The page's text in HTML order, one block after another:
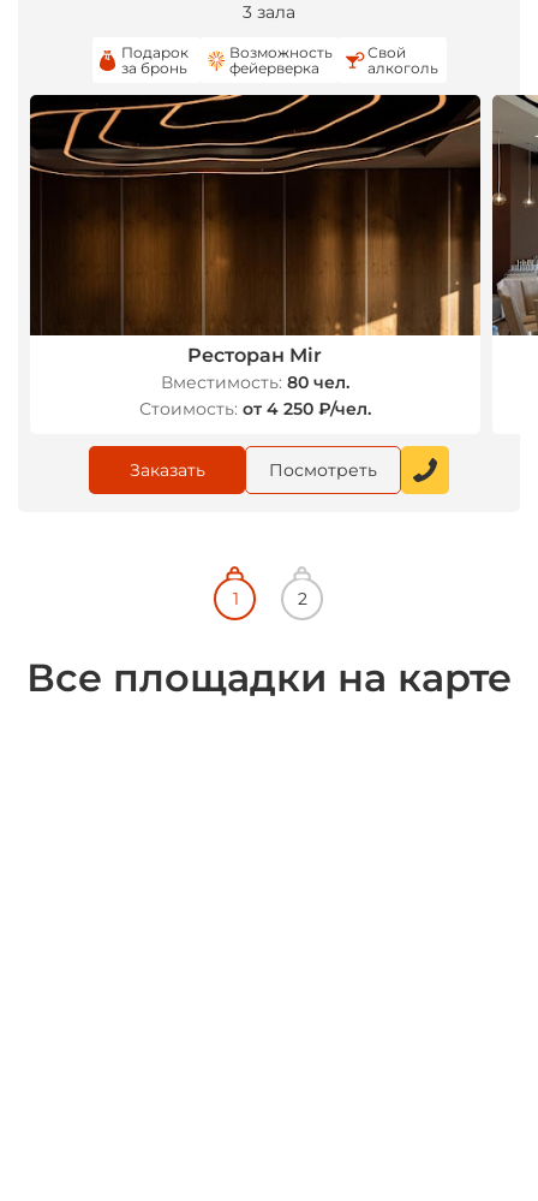
3 зала
Подарок
за бронь
Возможность
фейерверка
Свой
алкоголь
Ресторан Mir
Вместимость: 80 чел.
Стоимость: от 4 250 ₽/чел.
Заказать Посмотреть
Все площадки на карте